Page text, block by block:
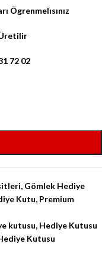
Ögrenmelısınız
Üretilir
72 02
, Gömlek Hediye
Kutu, Premium
kutusu, Hediye Kutusu
Kutusu